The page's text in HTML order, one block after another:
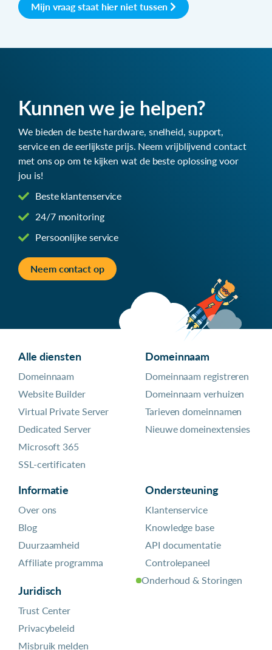
Mijn vraag staat hier niet tussen
Kunnen we je helpen?
We bieden de beste hardware, snelheid, support,
service en de eerlijkste prijs. Neem vrijblijvend contact
met ons op om te kijken wat de beste oplossing voor
jou is!
Beste klantenservice
24/7 monitoring
Persoonlijke service
Neem contact op
Alle diensten
Domeinnaam
Website Builder
Virtual Private Server
Dedicated Server
Microsoft 365
SSL-certificaten
Domeinnaam
Domeinnaam registreren
Domeinnaam verhuizen
Tarieven domeinnamen
Nieuwe domeinextensies
Informatie
Over ons
Blog
Duurzaamheid
Affiliate programma
Juridisch
Trust Center
Privacybeleid
Misbruik melden
Ondersteuning
Klantenservice
Knowledge base
API documentatie
Controlepaneel
Onderhoud & Storingen